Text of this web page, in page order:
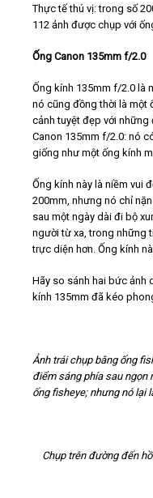
Thực tế thú vị: trong số
112 ảnh được chụp với
Ống Canon 135mm f/2.0
Ống kính 135mm f/2.0 là
nó cũng đồng thời là một
cảnh tuyệt đẹp với
Canon 135mm f/2.0: nó
giống như một ống kính
Ống kính này là niềm vui
200mm, nhưng nó chỉ
sau một ngày dài đi bộ
người từ xa, trong những
trực diện hơn. Ống kính
Hãy so sánh hai bức ảnh
kính 135mm đã kéo
Ảnh trái chụp bằng ống
điểm sáng phía sau ngọn
ống fisheye; nhưng nó lại
Chụp trên đường đến